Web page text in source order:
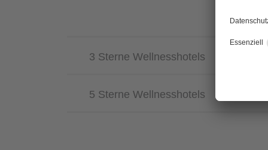
3 Sterne Wellnesshotels
5 Sterne Wellnesshotels